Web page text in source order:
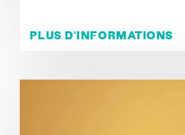
PLUS D'INFORMATIONS